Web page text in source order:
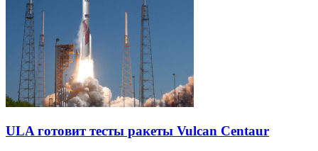
ULA готовит тесты ракеты Vulcan Centaur